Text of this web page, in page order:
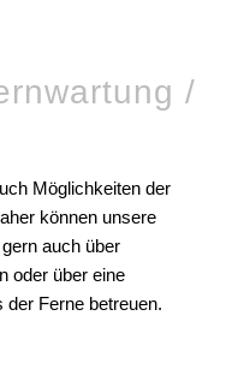
/
Möglichkeiten der
können unsere
auch über
oder über eine
Ferne betreuen.